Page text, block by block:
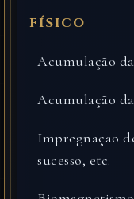
Acumulação
Acumulação
Impregnação
sucesso, etc.